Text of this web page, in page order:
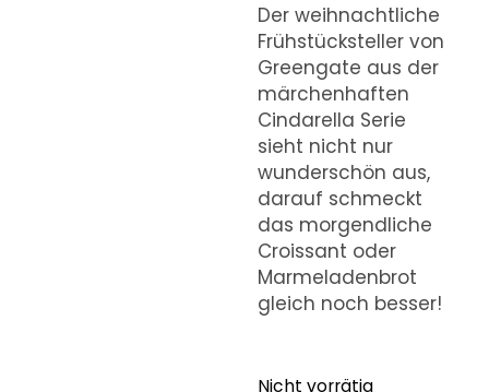
Der weihnachtliche
Frühstücksteller von
Greengate aus der
märchenhaften
Cindarella Serie
sieht nicht nur
wunderschön aus,
darauf schmeckt
das morgendliche
Croissant oder
Marmeladenbrot
gleich noch besser!
Nicht vorrätig